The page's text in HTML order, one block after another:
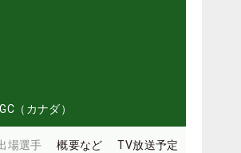
（カナダ）
場選手 概要など TV放送予定